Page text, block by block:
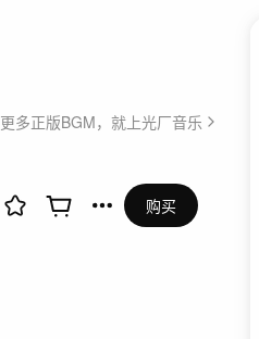
更多正版BGM，就上光厂音乐
购买